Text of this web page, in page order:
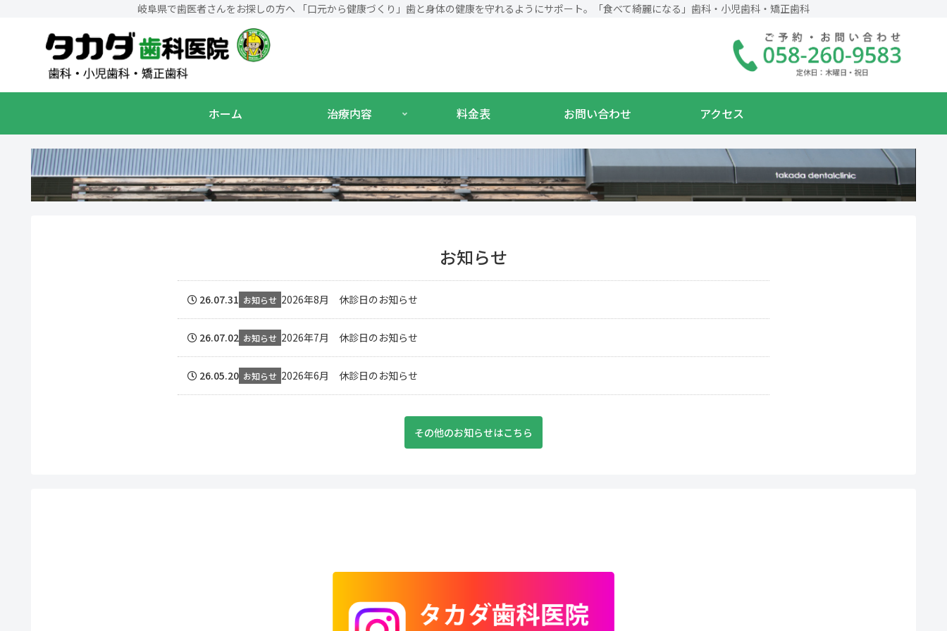
岐阜県で歯医者さんをお探しの方へ 「口元から健康づくり」歯と身体の健康を守れるようにサポート。「食べて綺麗になる」歯科・小児歯科・矯正歯科
ホーム 治療内容 料金表 お問い合わせ アクセス
お知らせ
26.07.31 お知らせ 2026年8月 休診日のお知らせ
26.07.02 お知らせ 2026年7月 休診日のお知らせ
26.05.20 お知らせ 2026年6月 休診日のお知らせ
その他のお知らせはこちら